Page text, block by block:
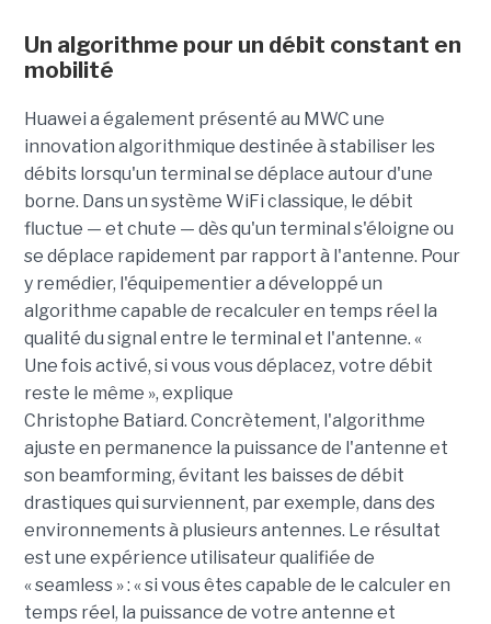
Un algorithme pour un débit constant en
mobilité
Huawei a également présenté au MWC une
innovation algorithmique destinée à stabiliser les
débits lorsqu'un terminal se déplace autour d'une
borne. Dans un système WiFi classique, le débit
fluctue — et chute — dès qu'un terminal s'éloigne ou
se déplace rapidement par rapport à l'antenne. Pour
y remédier, l'équipementier a développé un
algorithme capable de recalculer en temps réel la
qualité du signal entre le terminal et l'antenne. «
Une fois activé, si vous vous déplacez, votre débit
reste le même », explique
Christophe Batiard. Concrètement, l'algorithme
ajuste en permanence la puissance de l'antenne et
son beamforming, évitant les baisses de débit
drastiques qui surviennent, par exemple, dans des
environnements à plusieurs antennes. Le résultat
est une expérience utilisateur qualifiée de
« seamless » : « si vous êtes capable de le calculer en
temps réel, la puissance de votre antenne et